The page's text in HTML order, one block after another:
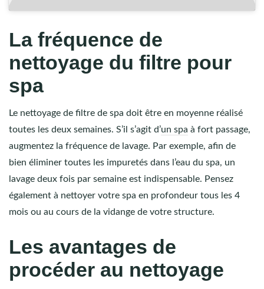
La fréquence de
nettoyage du filtre pour
spa
Le nettoyage de filtre de spa doit être en moyenne réalisé
toutes les deux semaines. S’il s’agit d’un spa à fort passage,
augmentez la fréquence de lavage. Par exemple, afin de
bien éliminer toutes les impuretés dans l’eau du spa, un
lavage deux fois par semaine est indispensable. Pensez
également à nettoyer votre spa en profondeur tous les 4
mois ou au cours de la vidange de votre structure.
Les avantages de
procéder au nettoyage